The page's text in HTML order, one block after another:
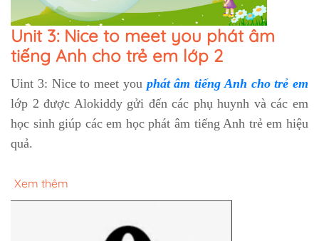
Unit 3: Nice to meet you phát âm
tiếng Anh cho trẻ em lớp 2
Uint 3: Nice to meet you phát âm tiếng Anh cho trẻ em
lớp 2 được Alokiddy gửi đến các phụ huynh và các em
học sinh giúp các em học phát âm tiếng Anh trẻ em hiệu
quả.
Xem thêm